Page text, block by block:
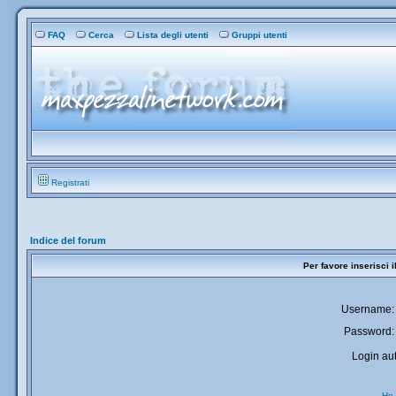
FAQ Cerca Lista degli utenti Gruppi utenti
Registrati
Indice del forum
Per favore inserisci
Username:
Password:
Login